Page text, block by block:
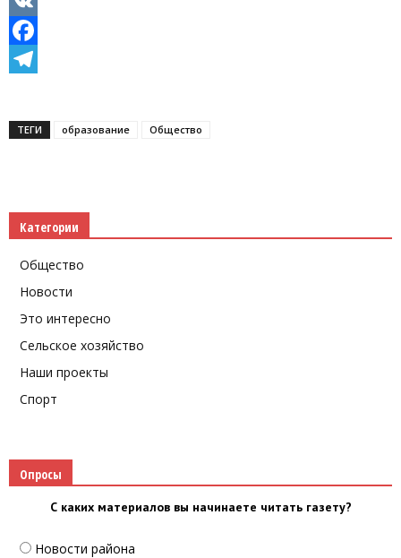
VK
Facebook
ТЕГИ образование Общество
Категории
Общество
Новости
Это интересно
Сельское хозяйство
Наши проекты
Спорт
Опросы
С каких материалов вы начинаете читать газету?
Новости района